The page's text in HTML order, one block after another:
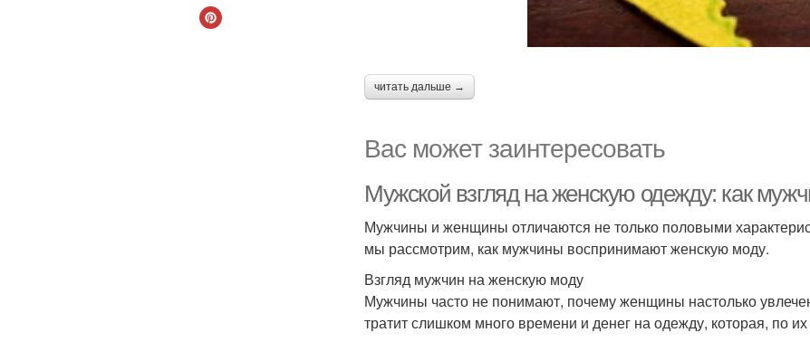
читать дальше →
Вас может заинтересовать
Мужской взгляд на женскую одежду: как
Мужчины и женщины отличаются не только половыми
мы рассмотрим, как мужчины воспринимают женскую моду.
Взгляд мужчин на женскую моду
Мужчины часто не понимают, почему женщины настолько
тратит слишком много времени и денег на одежду, которая, по